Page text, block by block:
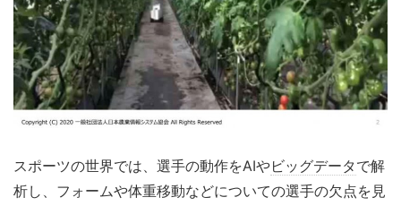
スポーツの世界では、選手の動作をAIやビッグデータで解
析し、フォームや体重移動などについての選手の欠点を見